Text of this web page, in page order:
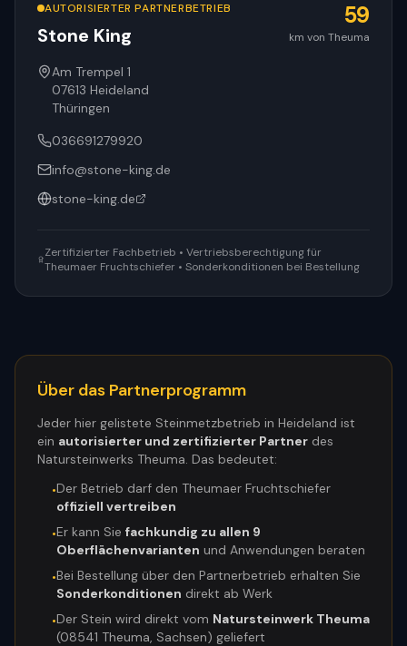
AUTORISIERTER PARTNERBETRIEB
Stone King
59
km von Theuma
Am Trempel 1
07613 Heideland
Thüringen
036691279920
info@stone-king.de
stone-king.de
Zertifizierter Fachbetrieb • Vertriebsberechtigung für
Theumaer Fruchtschiefer • Sonderkonditionen bei Bestellung
Über das Partnerprogramm
Jeder hier gelistete Steinmetzbetrieb in Heideland ist
ein autorisierter und zertifizierter Partner des
Natursteinwerks Theuma. Das bedeutet:
•Der Betrieb darf den Theumaer Fruchtschiefer
offiziell vertreiben
•Er kann Sie fachkundig zu allen 9
Oberflächenvarianten und Anwendungen beraten
•Bei Bestellung über den Partnerbetrieb erhalten Sie
Sonderkonditionen direkt ab Werk
•Der Stein wird direkt vom Natursteinwerk Theuma
(08541 Theuma, Sachsen) geliefert